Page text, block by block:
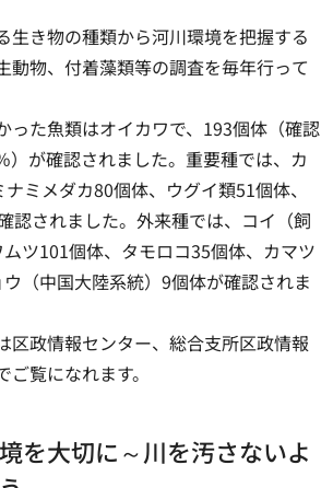
生き物の種類から河川環境を把握する
動物、付着藻類等の調査を毎年行って
った魚類はオイカワで、193個体（確認
）が確認されました。重要種では、カ
ミメダカ80個体、ウグイ類51個体、
認されました。外来種では、コイ（飼
ツ101個体、タモロコ35個体、カマツ
（中国大陸系統）9個体が確認されま
区政情報センター、総合支所区政情報
覧になれます。
を大切に～川を汚さないよ